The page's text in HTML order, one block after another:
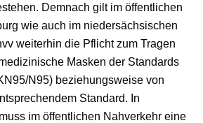
Demnach gilt im öffentlichen
wie auch im niedersächsischen
weiterhin die Pflicht zum Tragen
Masken der Standards
N95) beziehungsweise von
Standard. In
im öffentlichen Nahverkehr eine